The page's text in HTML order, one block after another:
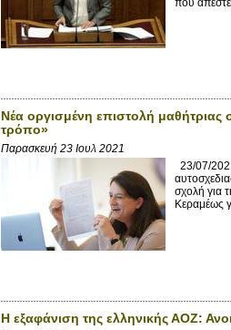
που
Νέα οργισμένη επιστολή
τρόπο»
Παρασκευή 23 Ιουλ 2021
23/07/
σχολή για
Κεραμέως
Η εξαφάνιση της ελληνικής ΑΟΖ: